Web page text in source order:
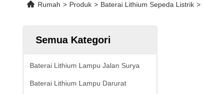
Rumah > Produk > Baterai Lithium Sepeda Listrik >
Semua Kategori
Baterai Lithium Lampu Jalan Surya
Baterai Lithium Lampu Darurat